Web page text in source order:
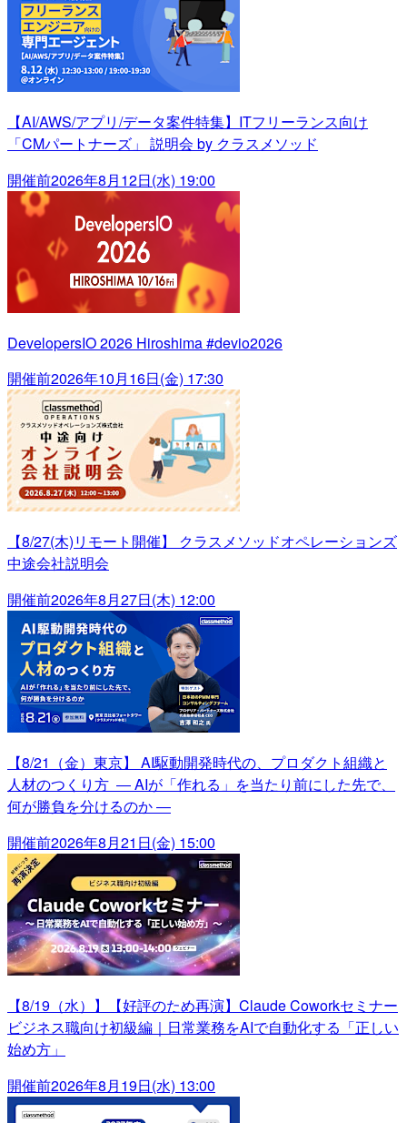
【AI/AWS/アプリ/データ案件特集】ITフリーランス向け
「CMパートナーズ」 説明会 by クラスメソッド
開催前2026年8月12日(水) 19:00
DevelopersIO 2026 Hiroshima #devio2026
開催前2026年10月16日(金) 17:30
【8/27(木)リモート開催】 クラスメソッドオペレーションズ
中途会社説明会
開催前2026年8月27日(木) 12:00
【8/21（金）東京】 AI駆動開発時代の、プロダクト組織と
人材のつくり方 ― AIが「作れる」を当たり前にした先で、
何が勝負を分けるのか ―
開催前2026年8月21日(金) 15:00
【8/19（水）】【好評のため再演】Claude Coworkセミナー
ビジネス職向け初級編｜日常業務をAIで自動化する「正しい
始め方」
開催前2026年8月19日(水) 13:00